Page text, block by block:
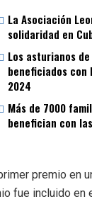
La Asociación
solidaridad en
Los asturianos
beneficiados con
2024
Más de 7000
benefician con
premio en
fue incluido